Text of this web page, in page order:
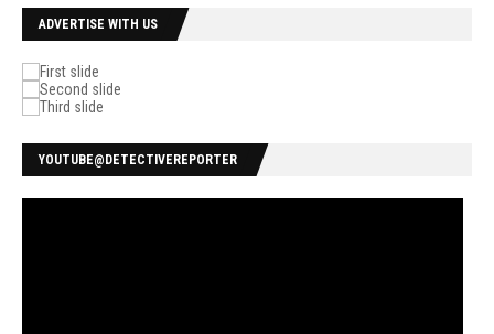
ADVERTISE WITH US
YOUTUBE@DETECTIVEREPORTER